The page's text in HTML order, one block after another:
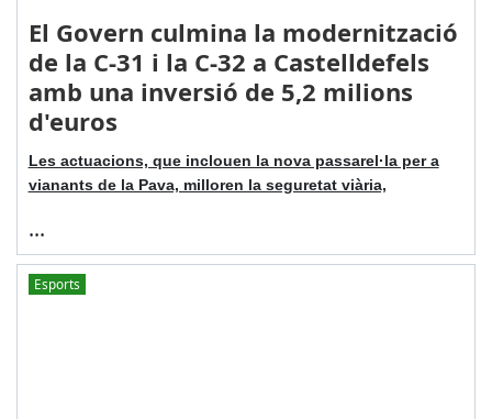
El Govern culmina la modernització
de la C-31 i la C-32 a Castelldefels
amb una inversió de 5,2 milions
d'euros
Les actuacions, que inclouen la nova passarel·la per a
vianants de la Pava, milloren la seguretat viària,
...
Esports